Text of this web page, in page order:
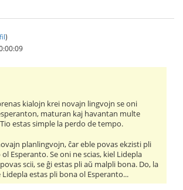
)
kialojn krei novajn lingvojn se oni
maturan kaj havantan multe
estas simple la perdo de tempo.
planlingvojn, ĉar eble povas ekzisti pli
Esperanto. Se oni ne scias, kiel Lidepla
scii, se ĝi estas pli aŭ malpli bona. Do, la
Lidepla estas pli bona ol Esperanto...